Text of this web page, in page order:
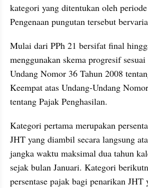
kategori yang ditentukan oleh
Pengenaan pungutan tersebut
Mulai dari PPh 21 bersifat final
menggunakan skema progresif
Undang Nomor 36 Tahun 2008
Keempat atas Undang-Undang
tentang Pajak Penghasilan.
Kategori pertama merupakan
JHT yang diambil secara langsung
jangka waktu maksimal dua tahun
sejak bulan Januari. Kategori
persentase pajak bagi penarikan JHT